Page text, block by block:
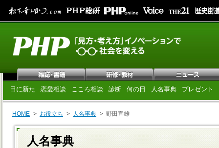
日に新た 恋愛相談 こころ相談 診断 何の日 人名事典 プレゼント
HOME お役立ち 人名事典 野田宣雄
人名事典